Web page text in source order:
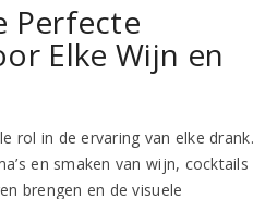
Perfecte
Elke Wijn en
rol in de ervaring van elke drank.
en smaken van wijn, cocktails
brengen en de visuele